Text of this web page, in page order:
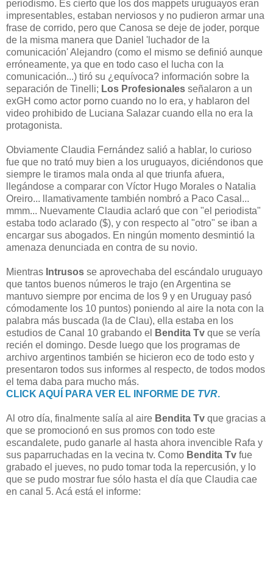
periodismo. Es cierto que los dos mappets uruguayos eran
impresentables, estaban nerviosos y no pudieron armar una
frase de corrido, pero que Canosa se deje de joder, porque
de la misma manera que Daniel 'luchador de la
comunicación' Alejandro (como el mismo se definió aunque
erróneamente, ya que en todo caso el lucha con la
comunicación...) tiró su ¿equívoca? información sobre la
separación de Tinelli; Los Profesionales señalaron a un
exGH como actor porno cuando no lo era, y hablaron del
video prohibido de Luciana Salazar cuando ella no era la
protagonista.
Obviamente Claudia Fernández salió a hablar, lo curioso
fue que no trató muy bien a los uruguayos, diciéndonos que
siempre le tiramos mala onda al que triunfa afuera,
llegándose a comparar con Víctor Hugo Morales o Natalia
Oreiro... llamativamente también nombró a Paco Casal...
mmm... Nuevamente Claudia aclaró que con "el periodista"
estaba todo aclarado ($), y con respecto al "otro" se iban a
encargar sus abogados. En ningún momento desmintió la
amenaza denunciada en contra de su novio.
Mientras Intrusos se aprovechaba del escándalo uruguayo
que tantos buenos números le trajo (en Argentina se
mantuvo siempre por encima de los 9 y en Uruguay pasó
cómodamente los 10 puntos) poniendo al aire la nota con la
palabra más buscada (la de Clau), ella estaba en los
estudios de Canal 10 grabando el
Bendita Tv que se vería
recién el domingo. Desde luego que los programas de
archivo argentinos también se hicieron eco de todo esto y
presentaron todos sus informes al respecto, de todos modos
el tema daba para mucho más.
CLICK AQUÍ PARA VER EL INFORME DE TVR.
Al otro día, finalmente salía al aire Bendita Tv que gracias a
que se promocionó en sus promos con todo este
escandalete, pudo ganarle al hasta ahora invencible Rafa y
sus paparruchadas en la vecina tv. Como Bendita Tv fue
grabado el jueves, no pudo tomar toda la repercusión, y lo
que se pudo mostrar fue sólo hasta el día que Claudia cae
en canal 5. Acá está el informe: